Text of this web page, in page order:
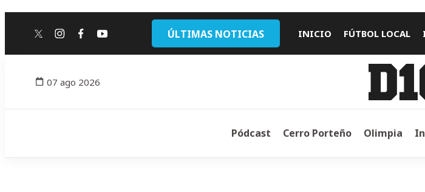
twitterinstagram
facebook
youtube ÚLTIMAS NOTICIAS INICIO FÚTBOL LOCAL
07 ago 2026
Pódcast Cerro Porteño Olimpia